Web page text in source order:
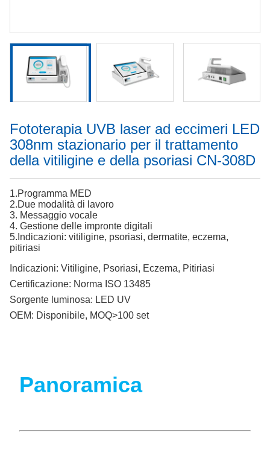
Fototerapia UVB laser ad eccimeri LED
308nm stazionario per il trattamento
della vitiligine e della psoriasi CN-308D
1.Programma MED
2.Due modalità di lavoro
3. Messaggio vocale
4. Gestione delle impronte digitali
5.Indicazioni: vitiligine, psoriasi, dermatite, eczema,
pitiriasi
Indicazioni: Vitiligine, Psoriasi, Eczema, Pitiriasi
Certificazione: Norma ISO 13485
Sorgente luminosa: LED UV
OEM: Disponibile, MOQ>100 set
Panoramica